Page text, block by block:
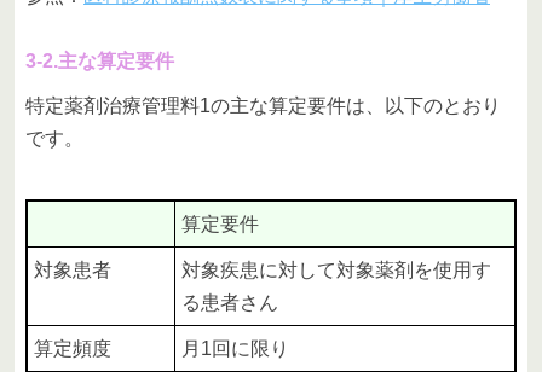
3-2.主な算定要件
特定薬剤治療管理料1の主な算定要件は、以下のとおり
です。
算定要件
対象患者
対象疾患に対して対象薬剤を使用す
る患者さん
算定頻度 月1回に限り